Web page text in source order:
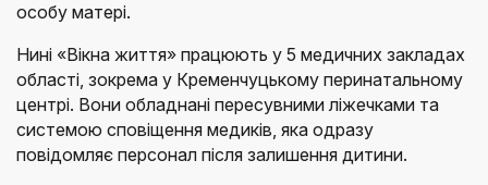
особу матері.
Нині «Вікна життя» працюють у 5 медичних закладах
області, зокрема у Кременчуцькому перинатальному
центрі. Вони обладнані пересувними ліжечками та
системою сповіщення медиків, яка одразу
повідомляє персонал після залишення дитини.